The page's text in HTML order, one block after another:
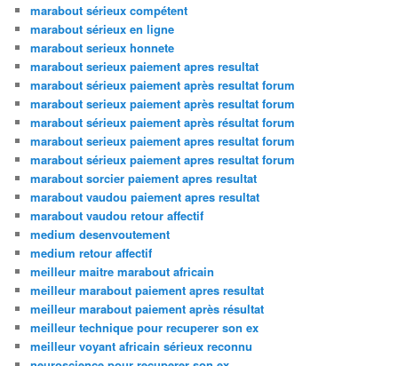
marabout sérieux compétent
marabout sérieux en ligne
marabout serieux honnete
marabout serieux paiement apres resultat
marabout sérieux paiement après resultat forum
marabout serieux paiement après resultat forum
marabout sérieux paiement après résultat forum
marabout serieux paiement apres resultat forum
marabout sérieux paiement apres resultat forum
marabout sorcier paiement apres resultat
marabout vaudou paiement apres resultat
marabout vaudou retour affectif
medium desenvoutement
medium retour affectif
meilleur maitre marabout africain
meilleur marabout paiement apres resultat
meilleur marabout paiement après résultat
meilleur technique pour recuperer son ex
meilleur voyant africain sérieux reconnu